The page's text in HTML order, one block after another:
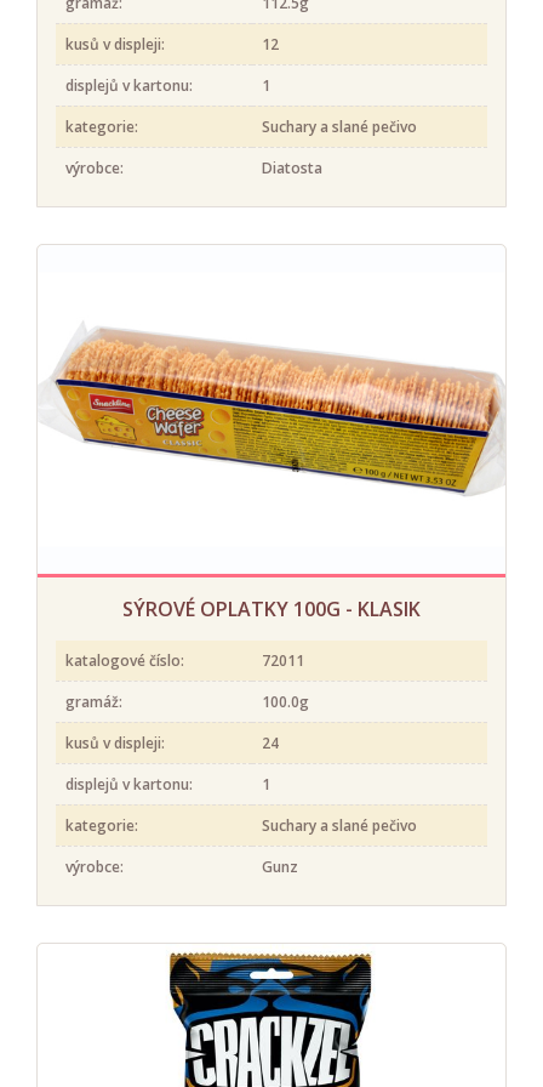
kusů v displeji:
12
displejů v kartonu:
1
kategorie:
Suchary a slané pečivo
výrobce:
Diatosta
SÝROVÉ OPLATKY 100G - KLASIK
katalogové číslo:
72011
gramáž:
100.0g
kusů v displeji:
24
displejů v kartonu:
1
kategorie:
Suchary a slané pečivo
výrobce:
Gunz